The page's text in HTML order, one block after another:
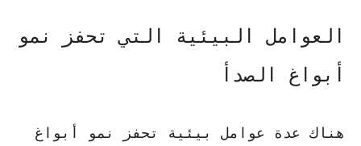
العوامل البيئية التي تحفز نمو
أبواغ الصدأ
هناك عدة عوامل بيئية تحفز نمو أبواغ